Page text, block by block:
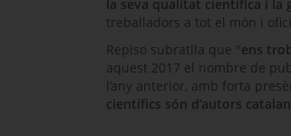
la seva qualitat científica i la
treballadors a tot el món i
Repiso subratlla que " ens
aquest 2017 el nombre de
l’any anterior, amb forta
científics són d’autors